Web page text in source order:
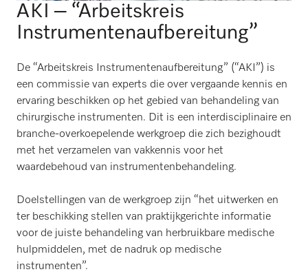
AKI – “Arbeitskreis
Instrumentenaufbereitung”
De “Arbeitskreis Instrumentenaufbereitung” (“AKI”) is
een commissie van experts die over vergaande kennis en
ervaring beschikken op het gebied van behandeling van
chirurgische instrumenten. Dit is een interdisciplinaire en
branche-overkoepelende werkgroep die zich bezighoudt
met het verzamelen van vakkennis voor het
waardebehoud van instrumentenbehandeling.
Doelstellingen van de werkgroep zijn “het uitwerken en
ter beschikking stellen van praktijkgerichte informatie
voor de juiste behandeling van herbruikbare medische
hulpmiddelen, met de nadruk op medische
instrumenten”.